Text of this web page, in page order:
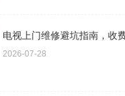
电视上门维修避坑指南，收
2026-07-28